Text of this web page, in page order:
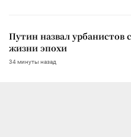
Путин назвал урбанистов
жизни эпохи
34 минуты назад